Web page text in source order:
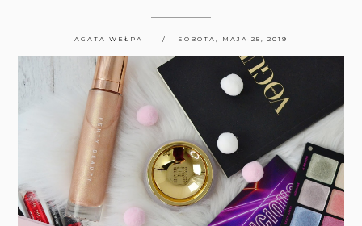
AGATA WEŁPA SOBOTA, MAJA 25, 2019